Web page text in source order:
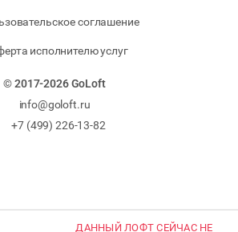
ДАННЫЙ ЛОФТ СЕЙЧАС НЕ
соглашение
исполнителю услуг
© 2017-2026 GoLoft
info@goloft.ru
+7 (499) 226-13-82